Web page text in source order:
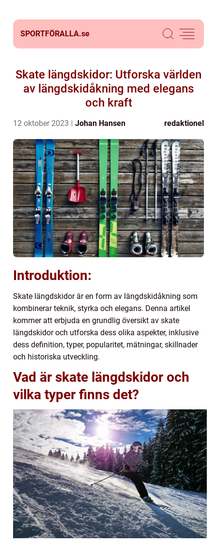
SPORTFÖRALLA.se
Skate längdskidor: Utforska världen
av längdskidåkning med elegans
och kraft
12 oktober 2023 Johan Hansen redaktionel
Introduktion:
Skate längdskidor är en form av längdskidåkning som
kombinerar teknik, styrka och elegans. Denna artikel
kommer att erbjuda en grundlig översikt av skate
längdskidor och utforska dess olika aspekter, inklusive
dess definition, typer, popularitet, mätningar, skillnader
och historiska utveckling.
Vad är skate längdskidor och
vilka typer finns det?